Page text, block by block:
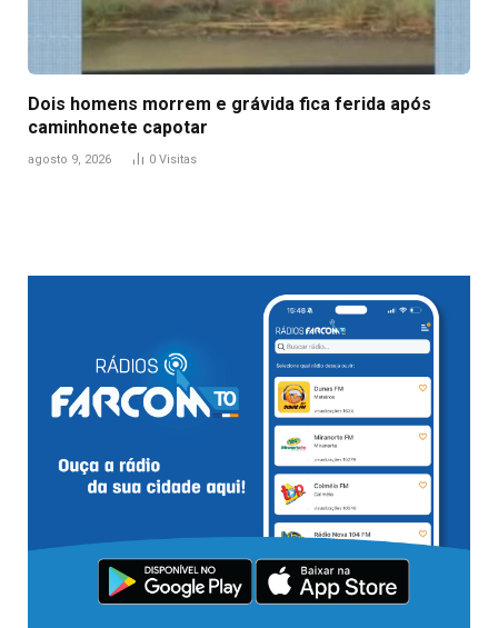
Dois homens morrem e grávida fica ferida após
caminhonete capotar
agosto 9, 2026 0 Visitas